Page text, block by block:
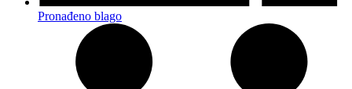
Pronađeno blago